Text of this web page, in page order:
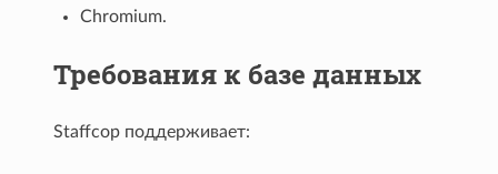
Chromium.
Требования к базе данных
Staffcop поддерживает: